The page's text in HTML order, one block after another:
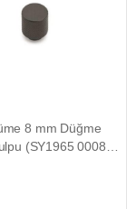
8 mm Düğme
(SY1965 0008